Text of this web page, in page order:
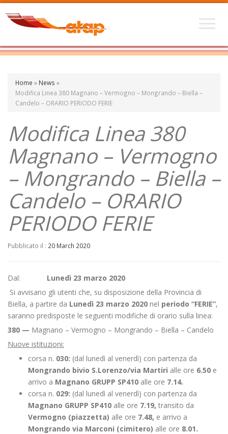
Home » News »
Modifica Linea 380 Magnano – Vermogno – Mongrando – Biella –
Candelo – ORARIO PERIODO FERIE
Modifica Linea 380
Magnano – Vermogno
– Mongrando – Biella –
Candelo – ORARIO
PERIODO FERIE
Pubblicato il : 20 March 2020
Dal: Lunedì 23 marzo 2020
Si avvisano gli utenti che, su disposizione della Provincia di
Biella, a partire da Lunedì 23 marzo 2020 nel periodo “FERIE”,
saranno predisposte le seguenti modifiche di orario sulla linea:
380 — Magnano – Vermogno – Mongrando – Biella – Candelo
Nuove istituzioni:
corsa n. 030: (dal lunedì al venerdì) con partenza da
Mongrando bivio S.Lorenzo/via Martiri alle ore 6.50 e
arrivo a Magnano GRUPP SP410 alle ore 7.14.
corsa n. 029: (dal lunedì al venerdì) con partenza da
Magnano GRUPP SP410 alle ore 7.19, transito da
Vermogno (piazzetta) alle ore 7.48, e arrivo a
Mongrando via Marconi (cimitero) alle ore 8.01.